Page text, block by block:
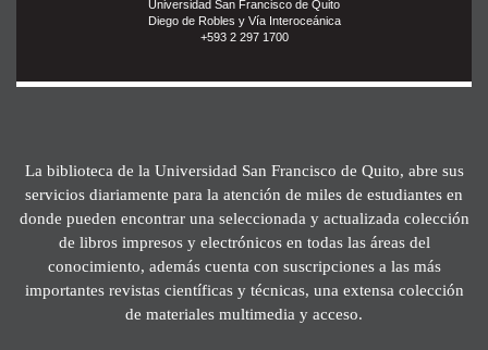
Universidad San Francisco de Quito
Diego de Robles y Vía Interoceánica
+593 2 297 1700
La biblioteca de la Universidad San Francisco de Quito, abre sus
servicios diariamente para la atención de miles de estudiantes en
donde pueden encontrar una seleccionada y actualizada colección
de libros impresos y electrónicos en todas las áreas del
conocimiento, además cuenta con suscripciones a las más
importantes revistas científicas y técnicas, una extensa colección
de materiales multimedia y acceso.